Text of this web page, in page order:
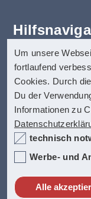
Erklärung zur
Startseite
Kontakt
Impressum
Datenschutz
Hilfe
Inhalt
Fact-Box
unter
Um unsere
fortlaufend
Cookies. Durch
Du der
Informationen zu
technisch
Werbe- und
Alle